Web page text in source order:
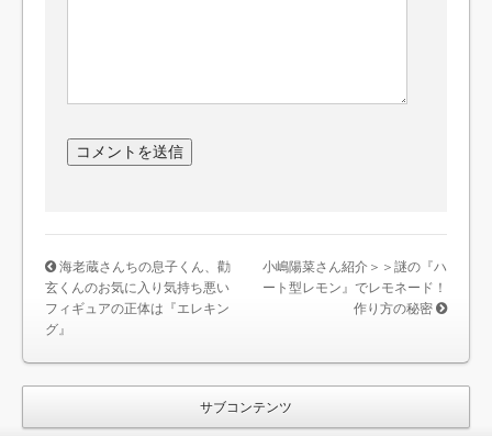
海老蔵さんちの息子くん、勸
玄くんのお気に入り気持ち悪い
フィギュアの正体は『エレキン
グ』
小嶋陽菜さん紹介＞＞謎の『ハ
ート型レモン』でレモネード！
作り方の秘密
サブコンテンツ